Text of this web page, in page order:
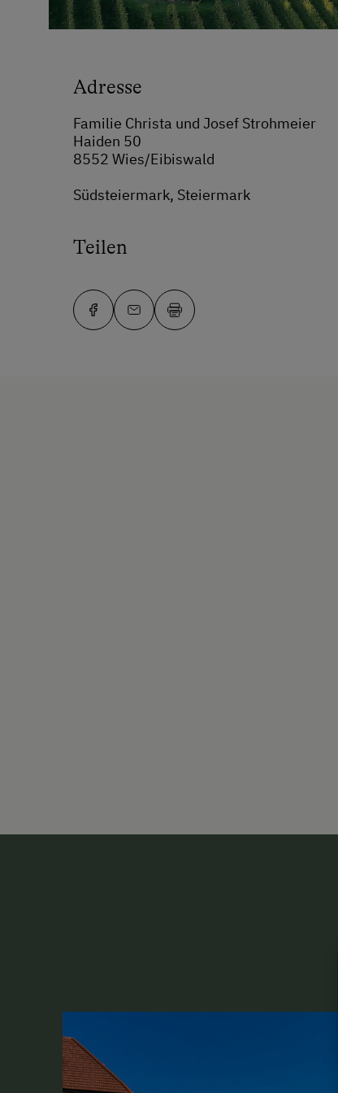
Adresse
Familie Christa und Josef Strohmeier
Haiden 50
8552 Wies/Eibiswald
Südsteiermark, Steiermark
Teilen